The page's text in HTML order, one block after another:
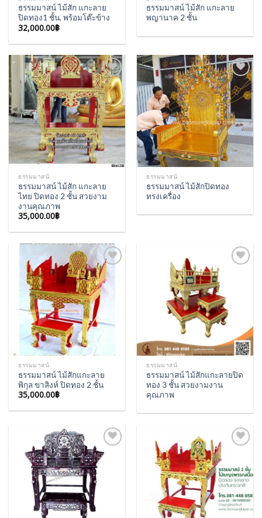
ธรรมมาสน์ ไม้สัก แกะลาย
ปิดทอง1 ชั้น. พร้อมโต๊ะข้าง
32,000.00฿
ธรรมมาสน์ ไม้สัก แกะลาย
พญานาค 2 ชั้น
Add to
Wishlist
ธรรมมาสน์
ธรรมมาสน์ ไม้สัก แกะลาย
ไทย ปิดทอง 2 ชั้น สวยงาม
งานคุณภาพ
35,000.00฿
Add to
Wishlist
ธรรมมาสน์
ธรรมมาสน์ ไม้สักปิดทอง
ทรงเครื่อง
Add to
Wishlist
ธรรมมาสน์
ธรรมมาสน์ ไม้สักแกะลาย
พิกุล ขาสิงห์ ปิดทอง 2 ชั้น
35,000.00฿
ธรรมมาสน์
ธรรมมาสน์ ไม้สักแกะลายปิด
ทอง 3 ชั้น สวยงามงาน
คุณภาพ
Add to
Wishlist